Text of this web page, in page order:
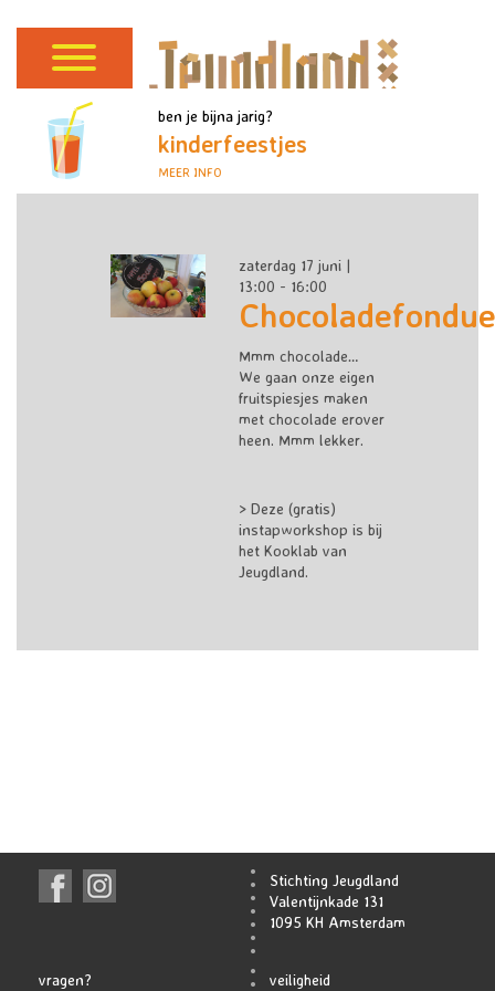
ben je bijna jarig?
kinderfeestjes
MEER INFO
zaterdag 17 juni |
13:00 - 16:00
Chocoladefondue
Mmm chocolade…
We gaan onze eigen
fruitspiesjes maken
met chocolade erover
heen. Mmm lekker.
> Deze (gratis)
instapworkshop is bij
het Kooklab van
Jeugdland.
Stichting Jeugdland
Valentijnkade 131
1095 KH Amsterdam
vragen? veiligheid